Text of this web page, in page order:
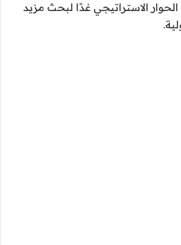
الاستراتيجي غدًا لبحث مزيد